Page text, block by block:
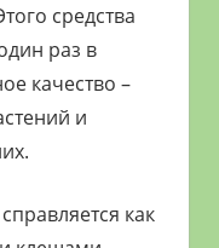
средства
раз в
качество –
и
как